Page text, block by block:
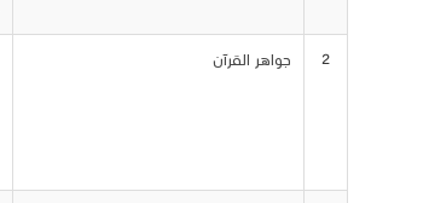
2 جواهـر القرآن